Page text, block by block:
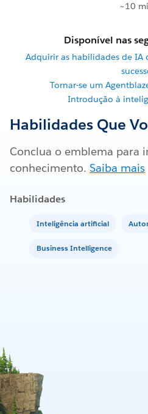
~10
Disponível nas
Adquirir as habilidades de IA
Tornar-se um
Introdução à
Habilidades Que
Conclua o emblema para
conhecimento. Saiba mais
Habilidades
Inteligência artificial
Business Intelligence